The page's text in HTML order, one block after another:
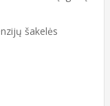
šakelės